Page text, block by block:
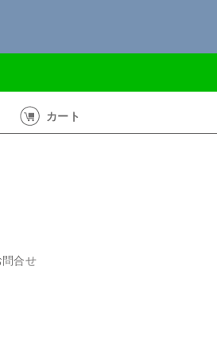
カート
問合せ